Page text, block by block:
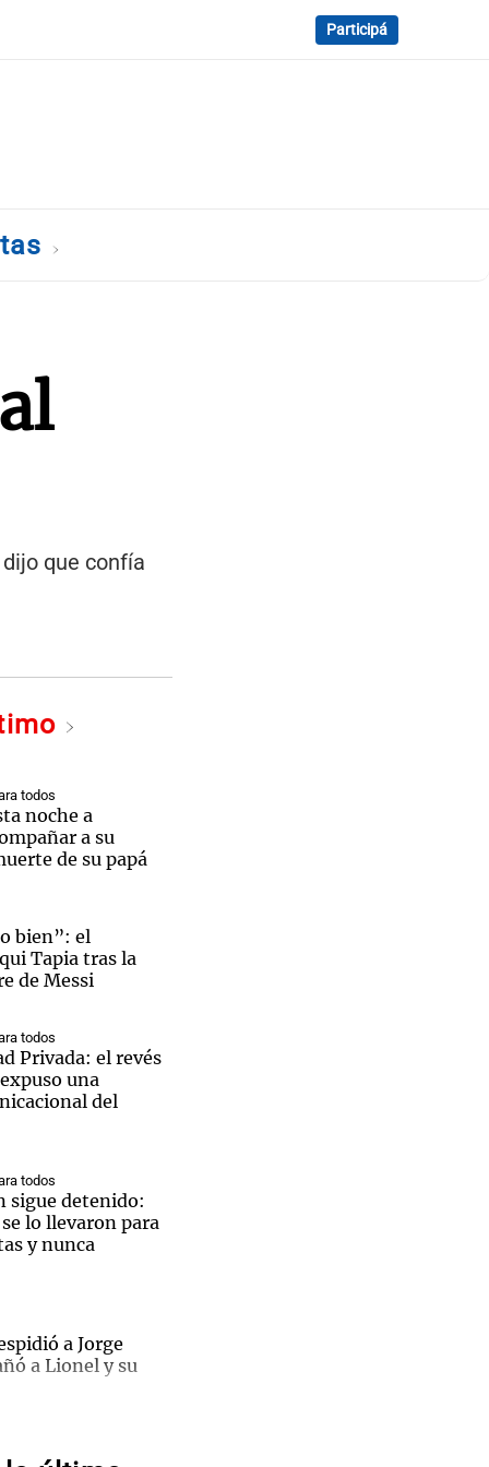
Participá
que confía
todos
noche a
a su
de su papá
bien”: el
Tapia tras la
de Messi
todos
Privada: el revés
una
del
todos
sigue detenido:
lo llevaron para
y nunca
a Jorge
a Lionel y su